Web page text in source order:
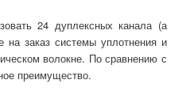
24 дуплексных канала (а
на заказ системы уплотнения и
волокне. По сравнению с
преимущество.